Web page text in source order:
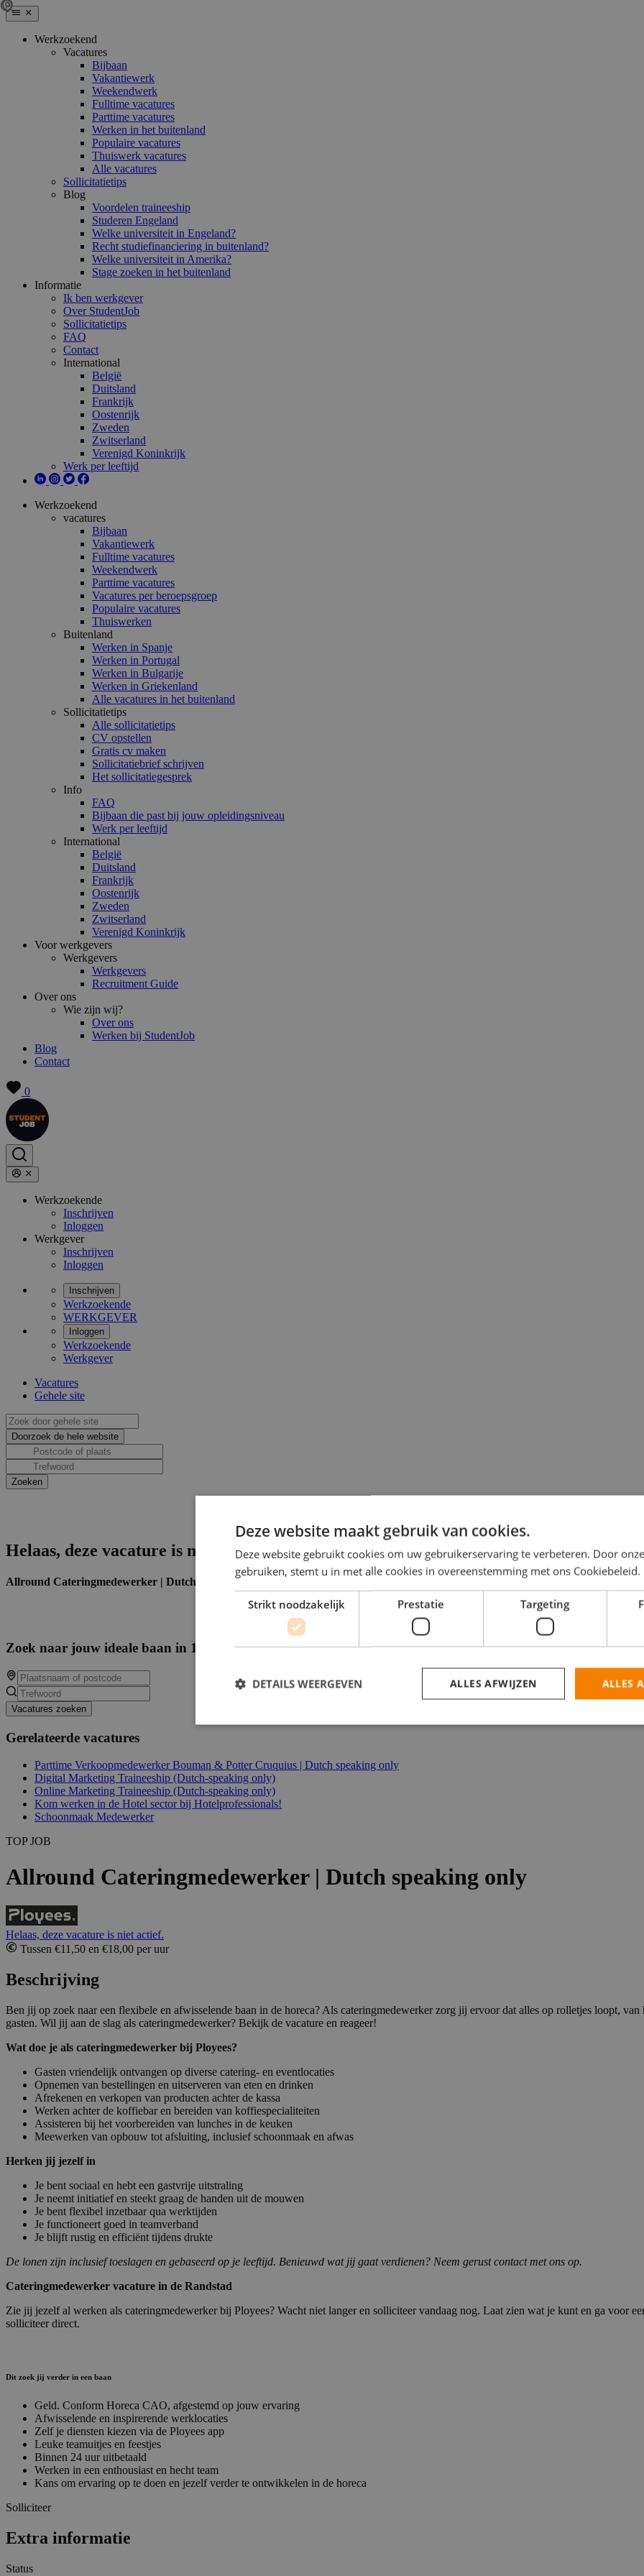
Werkzoekend
Vacatures
Bijbaan
Vakantiewerk
Weekendwerk
Fulltime vacatures
Parttime vacatures
Werken in het buitenland
Populaire vacatures
Thuiswerk vacatures
Alle vacatures
Sollicitatietips
Blog
Voordelen traineeship
Studeren Engeland
Welke universiteit in Engeland?
Recht studiefinanciering in buitenland?
Welke universiteit in Amerika?
Stage zoeken in het buitenland
Informatie
Ik ben werkgever
Over StudentJob
Sollicitatietips
FAQ
Contact
International
België
Duitsland
Frankrijk
Oostenrijk
Zweden
Zwitserland
Verenigd Koninkrijk
Werk per leeftijd
Werkzoekend
vacatures
Bijbaan
Vakantiewerk
Fulltime vacatures
Weekendwerk
Parttime vacatures
Vacatures per beroepsgroep
Populaire vacatures
Thuiswerken
Buitenland
Werken in Spanje
Werken in Portugal
Werken in Bulgarije
Werken in Griekenland
Alle vacatures in het buitenland
Sollicitatietips
Alle sollicitatietips
CV opstellen
Gratis cv maken
Sollicitatiebrief schrijven
Het sollicitatiegesprek
Info
FAQ
Bijbaan die past bij jouw opleidingsniveau
Werk per leeftijd
International
België
Duitsland
Frankrijk
Oostenrijk
Zweden
Zwitserland
Verenigd Koninkrijk
Voor werkgevers
Werkgevers
Werkgevers
Recruitment Guide
Over ons
Wie zijn wij?
Over ons
Werken bij StudentJob
Blog
Contact
0
Werkzoekende
Inschrijven
Inloggen
Werkgever
Inschrijven
Inloggen
Inschrijven
Werkzoekende
WERKGEVER
Inloggen
Werkzoekende
Werkgever
Vacatures
Gehele site
Helaas, deze vacature is niet actief.
Allround Cateringmedewerker | Dutch speaking only
Zoek naar jouw ideale baan in 13774 beschikbare vacatures
Vacatures zoeken
Gerelateerde vacatures
Parttime Verkoopmedewerker Bouman & Potter Cruquius | Dutch speaking only
Digital Marketing Traineeship (Dutch-speaking only)
Online Marketing Traineeship (Dutch-speaking only)
Kom werken in de Hotel sector bij Hotelprofessionals!
Schoonmaak Medewerker
TOP JOB
Allround Cateringmedewerker | Dutch speaking only
Helaas, deze vacature is niet actief.
Tussen €11,50 en €18,00 per uur
Beschrijving
Ben jij op zoek naar een flexibele en afwisselende baan in de horeca? Als cateringmedewerker zorg jij ervoor dat alles op rolletjes loopt,
gasten. Wil jij aan de slag als cateringmedewerker? Bekijk de vacature en reageer!
Wat doe je als cateringmedewerker bij Ployees?
Gasten vriendelijk ontvangen op diverse catering- en eventlocaties
Opnemen van bestellingen en uitserveren van eten en drinken
Afrekenen en verkopen van producten achter de kassa
Werken achter de koffiebar en bereiden van koffiespecialiteiten
Assisteren bij het voorbereiden van lunches in de keuken
Meewerken van opbouw tot afsluiting, inclusief schoonmaak en afwas
Herken jij jezelf in
Je bent sociaal en hebt een gastvrije uitstraling
Je neemt initiatief en steekt graag de handen uit de mouwen
Je bent flexibel inzetbaar qua werktijden
Je functioneert goed in teamverband
Je blijft rustig en efficiënt tijdens drukte
De lonen zijn inclusief toeslagen en gebaseerd op je leeftijd. Benieuwd wat jij gaat verdienen? Neem gerust contact met ons op.
Cateringmedewerker vacature in de Randstad
Zie jij jezelf al werken als cateringmedewerker bij Ployees? Wacht niet langer en solliciteer vandaag nog. Laat zien wat je kunt en ga voor
solliciteer direct.
Dit zoek jij verder in een baan
Geld. Conform Horeca CAO, afgestemd op jouw ervaring
Afwisselende en inspirerende werklocaties
Zelf je diensten kiezen via de Ployees app
Leuke teamuitjes en feestjes
Binnen 24 uur uitbetaald
Werken in een enthousiast en hecht team
Kans om ervaring op te doen en jezelf verder te ontwikkelen in de horeca
Solliciteer
Extra informatie
Status
Deze website maakt gebruik van cookies.
Deze website gebruikt cookies om uw gebruikerservaring te verbeteren. Door
gebruiken, stemt u in met alle cookies in overeenstemming met ons Cookiebeleid.
Strikt noodzakelijk Prestatie Targeting
ALLES
ALLES AFWIJZEN
DETAILS WEERGEVEN